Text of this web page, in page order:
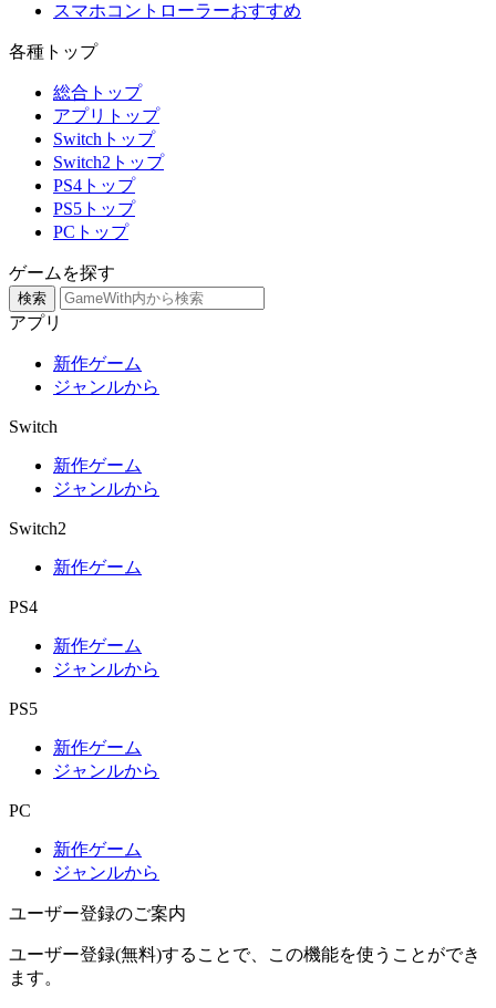
スマホコントローラーおすすめ
各種トップ
総合トップ
アプリトップ
Switchトップ
Switch2トップ
PS4トップ
PS5トップ
PCトップ
ゲームを探す
検索
アプリ
新作ゲーム
ジャンルから
Switch
新作ゲーム
ジャンルから
Switch2
新作ゲーム
PS4
新作ゲーム
ジャンルから
PS5
新作ゲーム
ジャンルから
PC
新作ゲーム
ジャンルから
ユーザー登録のご案内
ユーザー登録(無料)することで、この機能を使うことができ
ます。